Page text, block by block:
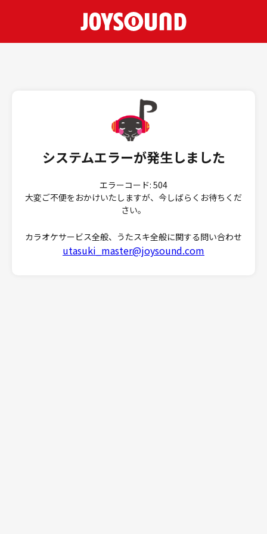
システムエラーが発生しました
エラーコード: 504
大変ご不便をおかけいたしますが、今しばらくお待ちくだ
さい。
カラオケサービス全般、うたスキ全般に関する問い合わせ
utasuki_master@joysound.com